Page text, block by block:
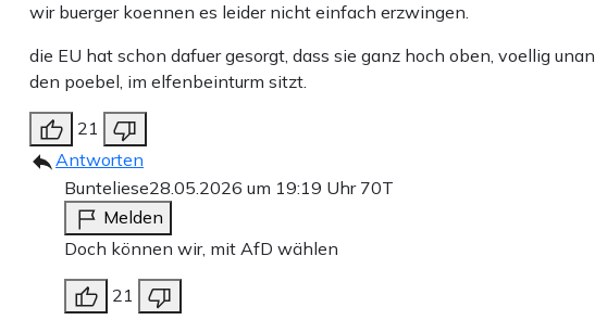
wir buerger koennen es leider nicht einfach erzwingen.
die EU hat schon dafuer gesorgt, dass sie ganz hoch oben, voellig
den poebel, im elfenbeinturm sitzt.
21
Antworten
Bunteliese28.05.2026 um 19:19 Uhr 70T
Melden
Doch können wir, mit AfD wählen
21